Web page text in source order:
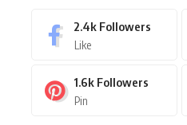
2.4k Followers
Like
1.6k Followers
Pin